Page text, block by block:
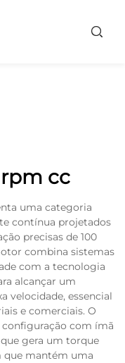
cc
uma categoria
contínua projetados
precisas de 100
combina sistemas
com a tecnologia
alcançar um
velocidade, essencial
e comerciais. O
com ímã
gera um torque
que mantém uma